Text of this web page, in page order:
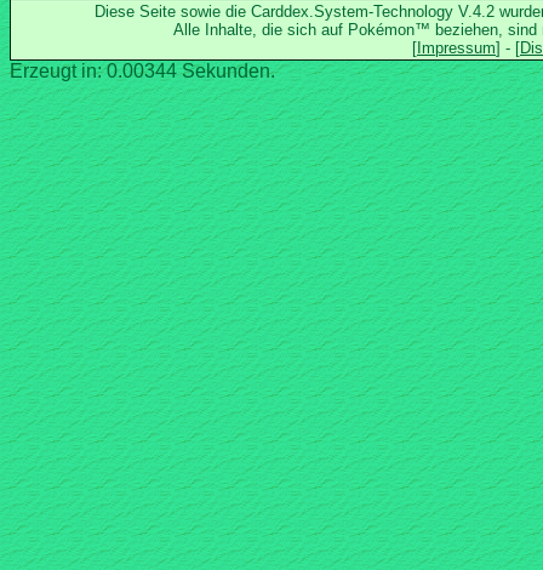
Diese Seite sowie die Carddex.System-Technology V.4.2
Alle Inhalte, die sich auf Pokémon™ beziehen, sind
Erzeugt in: 0.00344 Sekunden.